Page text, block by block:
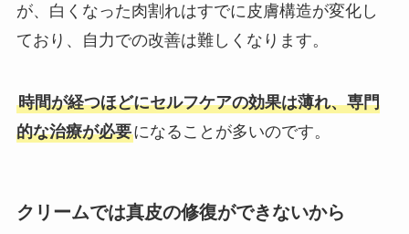
が、白くなった肉割れはすでに皮膚構造が変化し
ており、自力での改善は難しくなります。
時間が経つほどにセルフケアの効果は薄れ、専門
的な治療が必要になることが多いのです。
クリームでは真皮の修復ができないから